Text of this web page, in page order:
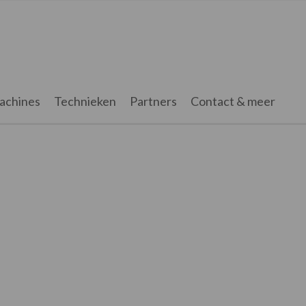
Technieken Partners Contact & meer